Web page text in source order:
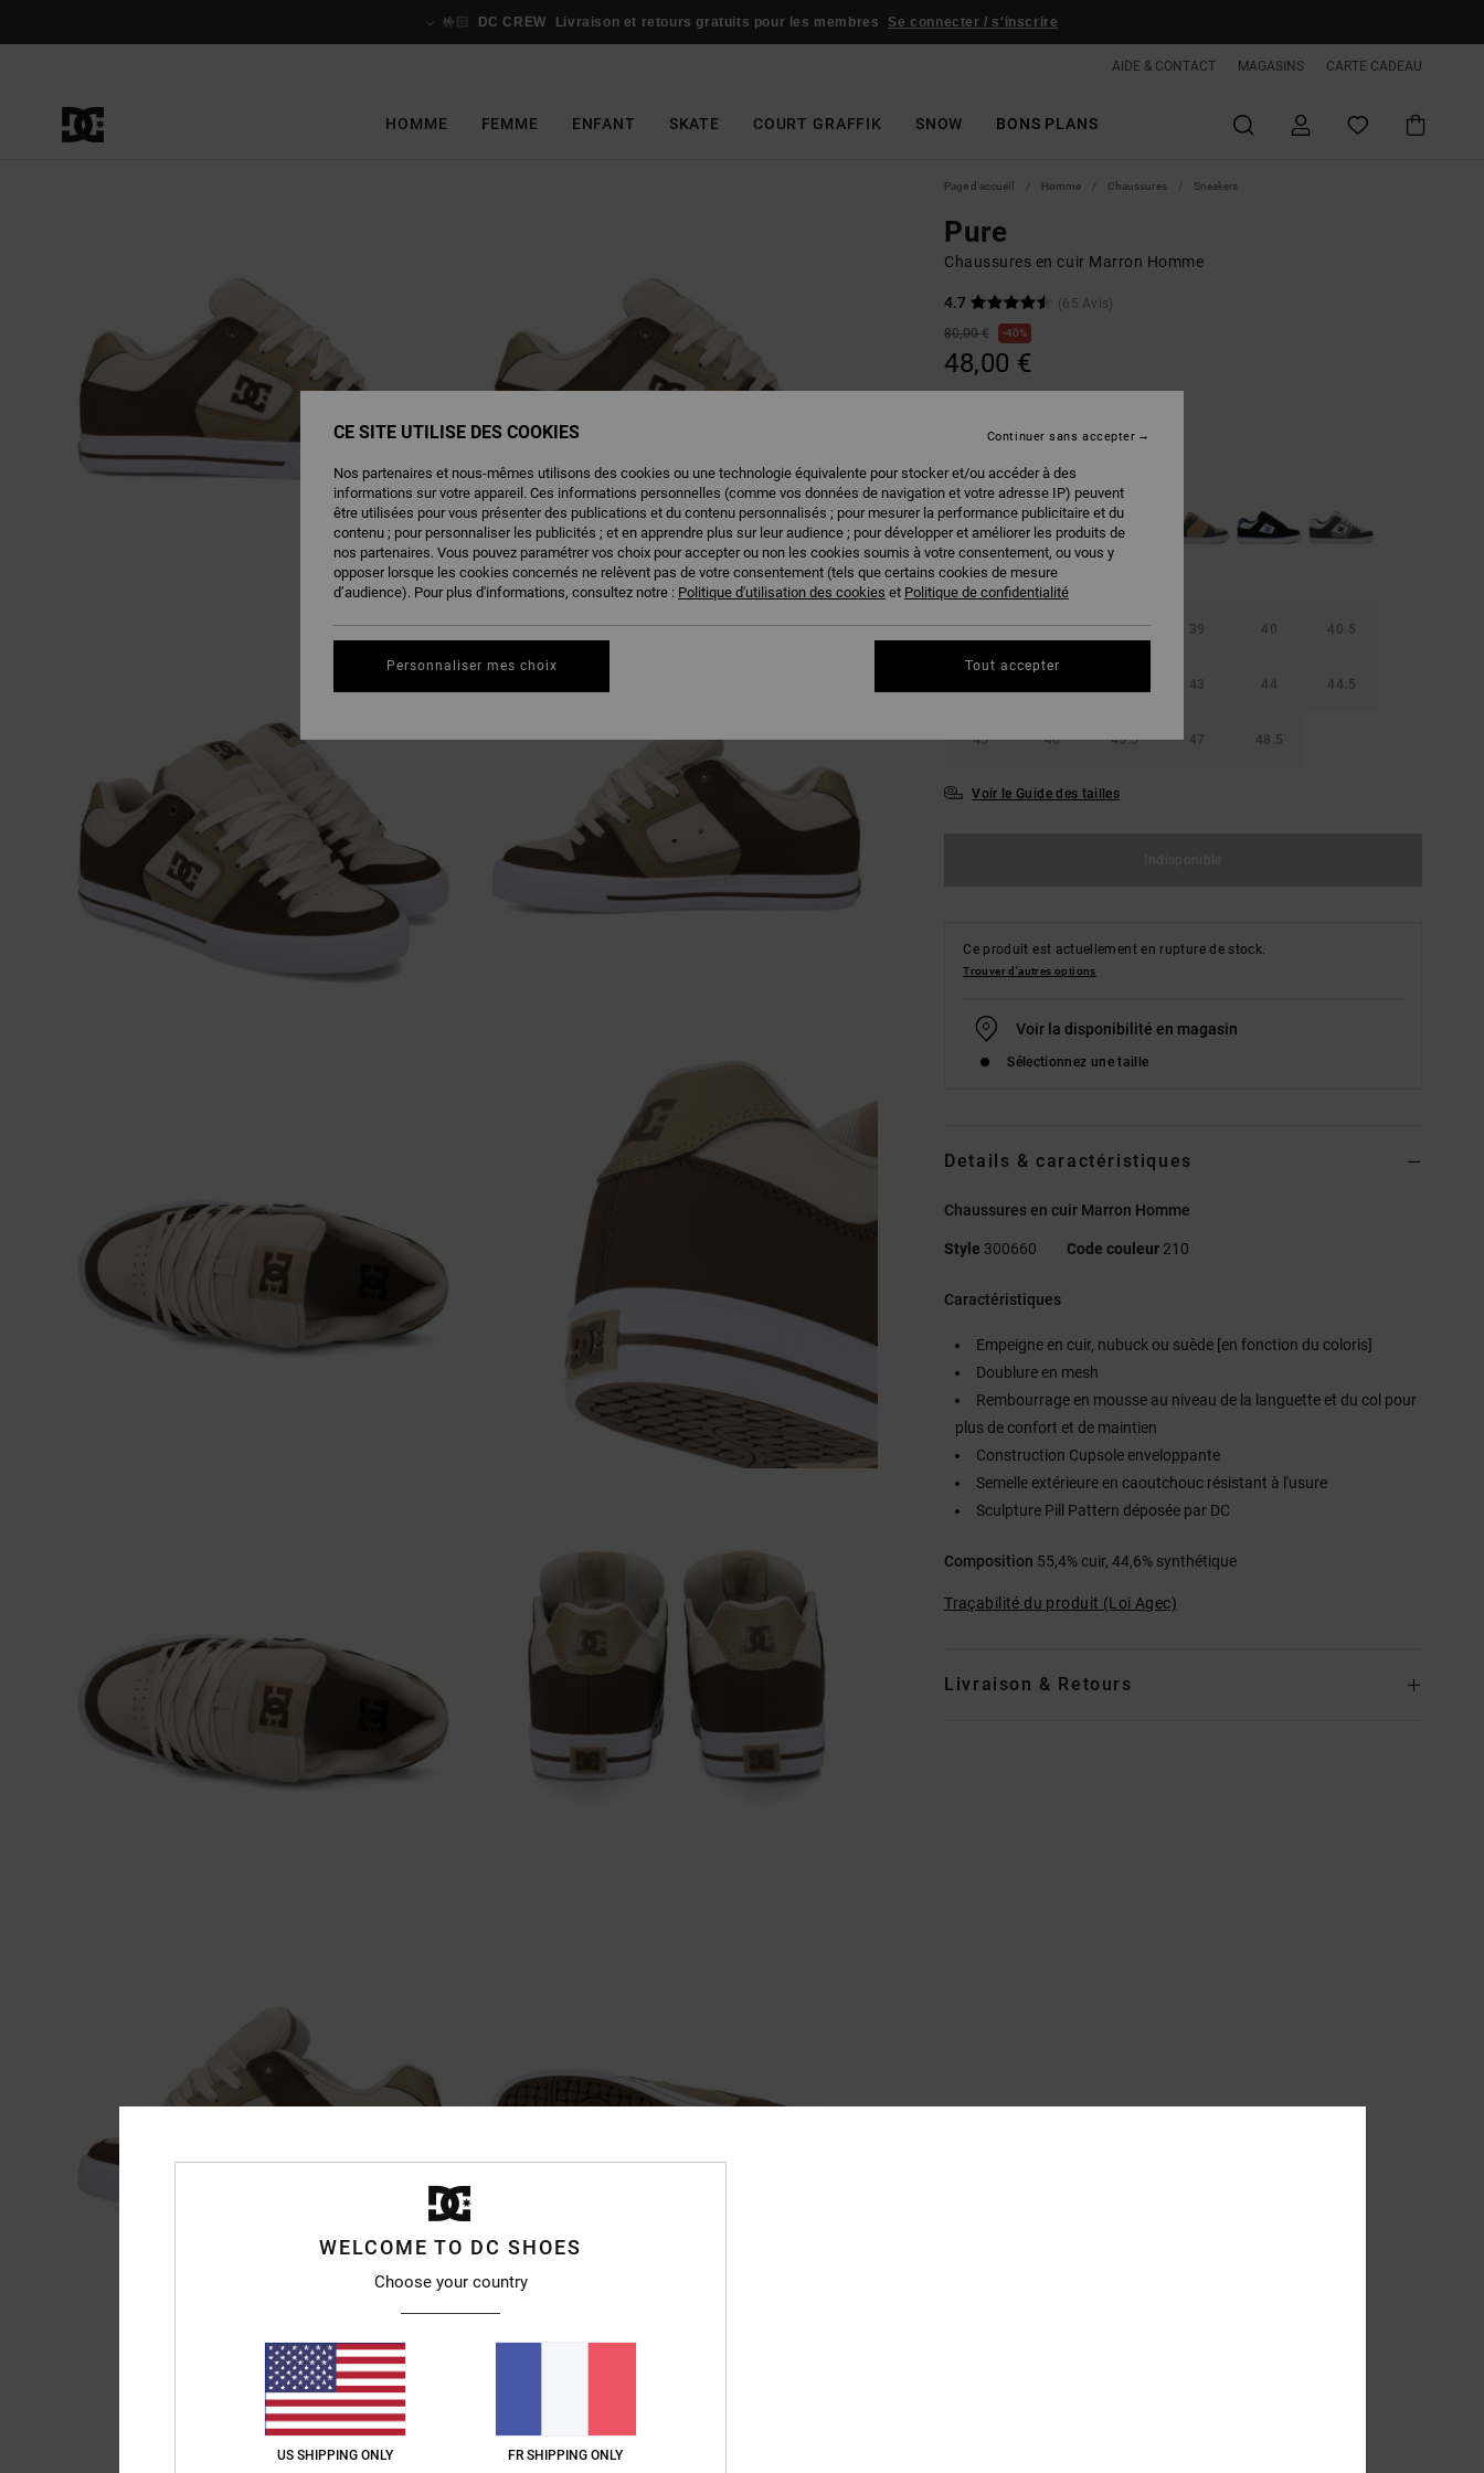
🤟🏻 DC CREW Livraison et retours gratuits pour les membres Se connecter / s'inscrire
AIDE & CONTACT MAGASINS CARTE CADEAU
HOMME FEMME ENFANT SKATE COURT GRAFFIK SNOW BONS PLANS
Page d'accueil Homme Chaussures Sneakers
Pure
Chaussures en cuir Marron Homme
4.7
(65 Avis)
80,00 €
40%
48,00 €
Brown/tan/offwhite
38 42 38.5 39 40 40.5
43 44 44.5
45 46 46.5 47 48.5
Voir le Guide des tailles
Ce produit est actuellement en rupture de stock.
Trouver d'autres options
Voir la disponibilité en magasin
Sélectionnez une taille
Details & caractéristiques
Chaussures en cuir Marron Homme
Style 300660 Code couleur 210
Caractéristiques
Empeigne en cuir, nubuck ou suède [en fonction du coloris]
Doublure en mesh
Rembourrage en mousse au niveau de la languette et du col pour
plus de confort et de maintien
Construction Cupsole enveloppante
Semelle extérieure en caoutchouc résistant à l'usure
Sculpture Pill Pattern déposée par DC
Composition 55,4% cuir, 44,6% synthétique
Traçabilité du produit (Loi Agec)
Livraison & Retours
WELCOME TO DC SHOES
Choose your country
US SHIPPING ONLY FR SHIPPING ONLY
CE SITE UTILISE DES COOKIES
Nos partenaires et nous-mêmes utilisons des cookies ou une technologie équivalente pour stocker et/ou accéder à des
informations sur votre appareil. Ces informations personnelles (comme vos données de navigation et votre adresse IP) peuvent
être utilisées pour vous présenter des publications et du contenu personnalisés ; pour mesurer la performance publicitaire et du
contenu ; pour personnaliser les publicités ; et en apprendre plus sur leur audience ; pour développer et améliorer les produits de
nos partenaires. Vous pouvez paramétrer vos choix pour accepter ou non les cookies soumis à votre consentement, ou vous y
opposer lorsque les cookies concernés ne relèvent pas de votre consentement (tels que certains cookies de mesure
d’audience). Pour plus d'informations, consultez notre : Politique d'utilisation des cookies et Politique de confidentialité
Personnaliser mes choix
Continuer sans accepter
Tout accepter